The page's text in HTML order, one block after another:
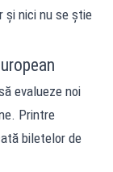
și nici nu se știe
evalueze noi
Printre
biletelor de